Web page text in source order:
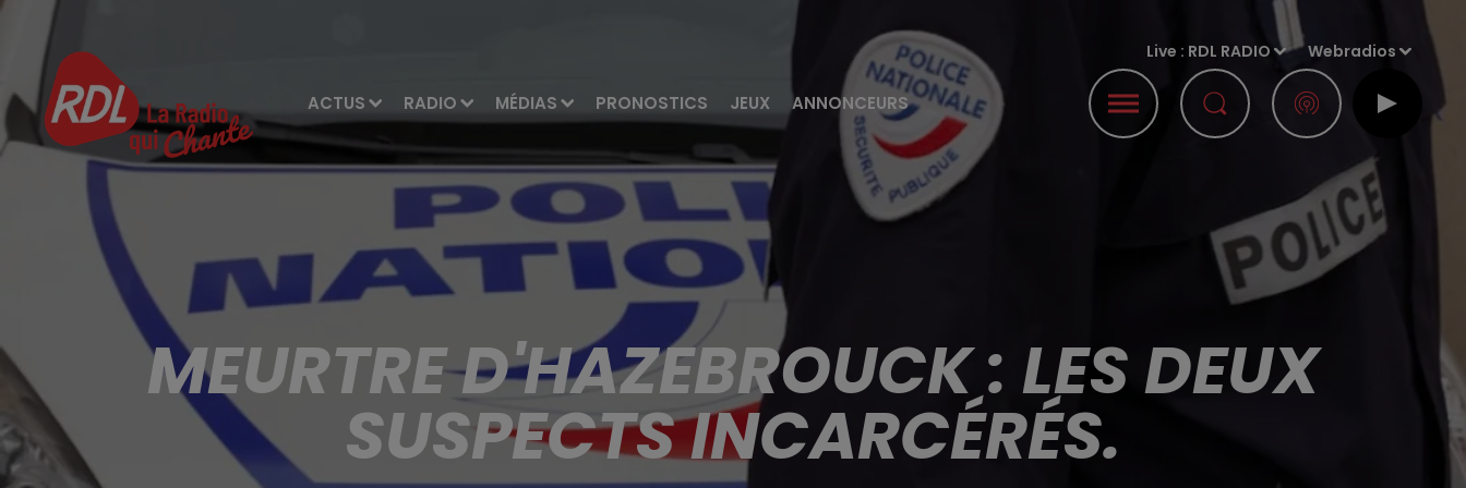
ACTUS RADIO MÉDIAS PRONOSTICS JEUX ANNONCEURS
Live : RDL RADIO Webradios
MEURTRE D'HAZEBROUCK : LES DEUX
SUSPECTS INCARCÉRÉS.